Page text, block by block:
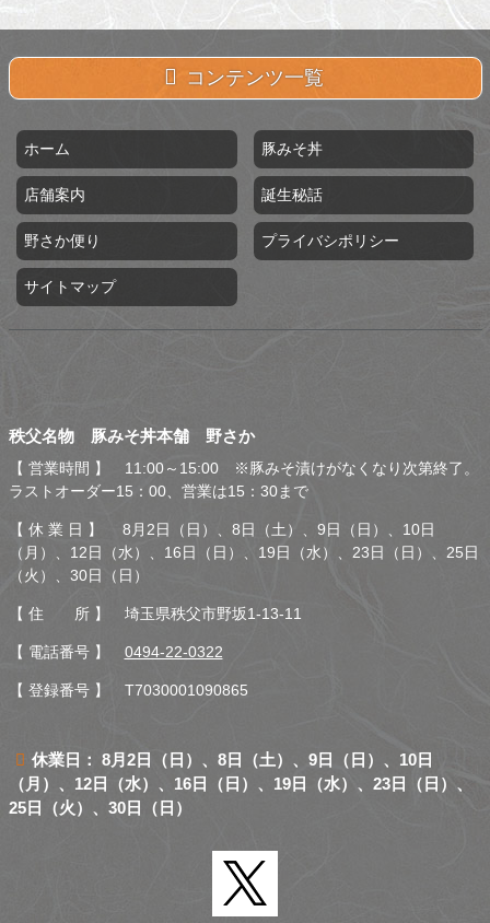
コンテンツ一覧
ホーム 豚みそ丼
店舗案内 誕生秘話
野さか便り プライバシポリシー
サイトマップ
秩父名物 豚みそ丼本舗 野
秩父名物 豚みそ丼本舗 野さか
【 営業時間 】 11:00～15:00 ※豚みそ漬けがなくなり次第終了。
ラストオーダー15：00、営業は15：30まで
【 休 業 日 】 8月2日（日）、8日（土）、9日（日）、10日
（月）、12日（水）、16日（日）、19日（水）、23日（日）、25日
（火）、30日（日）
【 住 所 】 埼玉県秩父市野坂1-13-11
【 電話番号 】 0494-22-0322
【 登録番号 】 T7030001090865
休業日： 8月2日（日）、8日（土）、9日（日）、10日
（月）、12日（水）、16日（日）、19日（水）、23日（日）、
25日（火）、30日（日）